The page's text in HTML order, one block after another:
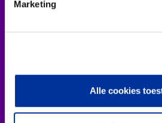
Marketing
Alle cookies
16 juli 2020
Drie
goals (SDG''s)
samen goed
voor 42%